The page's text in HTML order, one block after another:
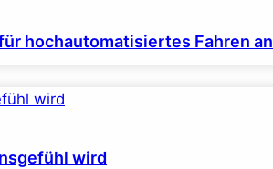
hochautomatisiertes Fahren an
wird